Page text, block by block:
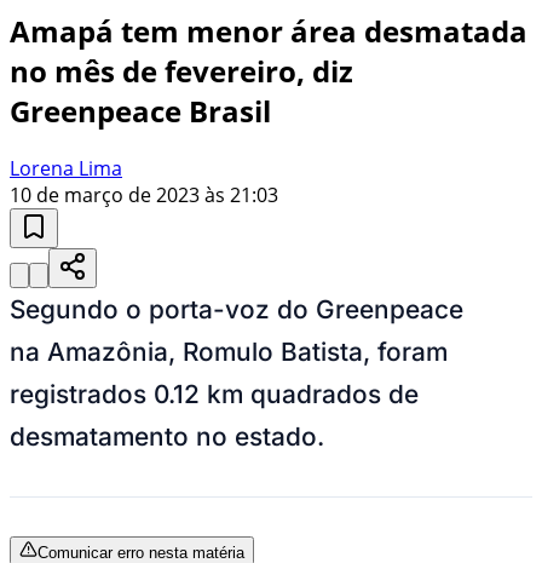
Amapá tem menor área desmatada
no mês de fevereiro, diz
Greenpeace Brasil
Lorena Lima
10 de março de 2023 às 21:03
Segundo o porta-voz do Greenpeace
na Amazônia, Romulo Batista, foram
registrados 0.12 km quadrados de
desmatamento no estado.
Comunicar erro nesta matéria